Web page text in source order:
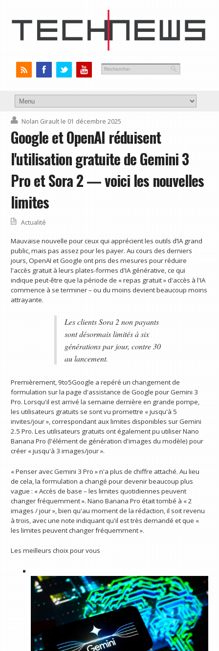
Nolan Girault le 01 décembre 2025
Google et OpenAI réduisent
l'utilisation gratuite de Gemini 3
Pro et Sora 2 — voici les nouvelles
limites
Actualité
Mauvaise nouvelle pour ceux qui apprécient les outils d’IA grand
public, mais pas assez pour les payer. Au cours des derniers
jours, OpenAI et Google ont pris des mesures pour réduire
l'accès gratuit à leurs plates-formes d'IA générative, ce qui
indique peut-être que la période de « repas gratuit » d'accès à l'IA
commence à se terminer – ou du moins devient beaucoup moins
attrayante.
Les clients Sora 2 non payants
sont désormais limités à six
générations par jour, contre 30
au lancement.
Premièrement, 9to5Google a repéré un changement de
formulation sur la page d'assistance de Google pour Gemini 3
Pro. Lorsqu'il est arrivé la semaine dernière en grande pompe,
les utilisateurs gratuits se sont vu promettre « jusqu'à 5
invites/jour », correspondant aux limites disponibles sur Gemini
2.5 Pro. Les utilisateurs gratuits ont également pu utiliser Nano
Banana Pro (l'élément de génération d'images du modèle) pour
créer « jusqu'à 3 images/jour ».
« Penser avec Gemini 3 Pro » n'a plus de chiffre attaché. Au lieu
de cela, la formulation a changé pour devenir beaucoup plus
vague : « Accès de base – les limites quotidiennes peuvent
changer fréquemment ». Nano Banana Pro était tombé à « 2
images / jour », bien qu'au moment de la rédaction, il soit revenu
à trois, avec une note indiquant qu'il est très demandé et que «
les limites peuvent changer fréquemment ».
Les meilleurs choix pour vous